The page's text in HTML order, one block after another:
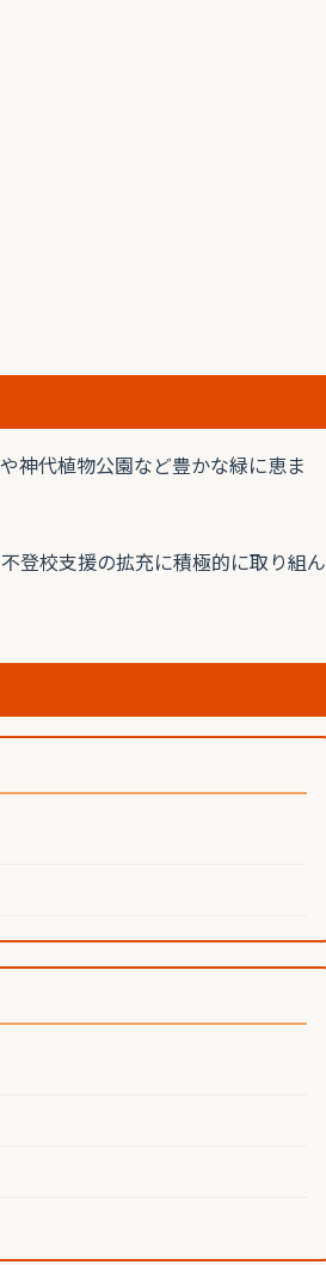
神代植物公園など豊かな緑に恵ま
登校支援の拡充に積極的に取り組ん